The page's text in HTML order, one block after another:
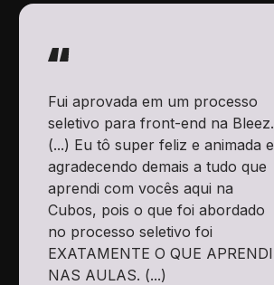
Fui aprovada em um processo
seletivo para front-end na Bleez.
(...) Eu tô super feliz e animada e
agradecendo demais a tudo que
aprendi com vocês aqui na
Cubos, pois o que foi abordado
no processo seletivo foi
EXATAMENTE O QUE APRENDI
NAS AULAS. (...)